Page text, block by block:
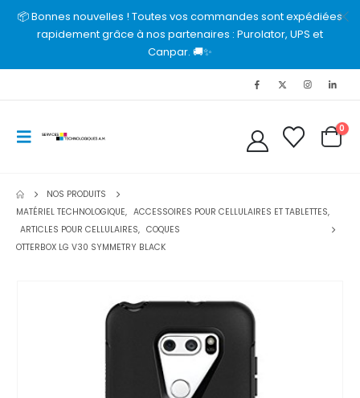
📦 Bonnes nouvelles ! Toutes vos commandes sont expédiées
rapidement grâce à nos partenaires : Purolator, UPS et
Canpar. 🚚✨
0
NOS PRODUITS
MATÉRIEL TECHNOLOGIQUE, ACCESSOIRES POUR CELLULAIRES ET TABLETTES,
ARTICLES POUR CELLULAIRES, COQUES
OTTERBOX LG V30 SYMMETRY BLACK